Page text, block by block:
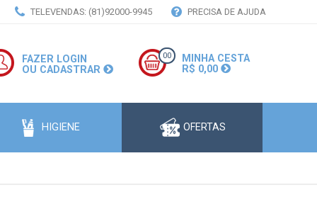
TELEVENDAS: (81)92000-9945 PRECISA DE AJUDA
FAZER LOGIN
OU CADASTRAR
00
MINHA CESTA
R$ 0,00
HIGIENE OFERTAS